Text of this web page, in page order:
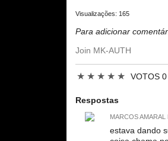
Visualizações: 165
Para adicionar
Join MK-AUTH
★ ★ ★ ★ ★ VOTOS 0
Respostas
MARCOS AMARAL
estava dando